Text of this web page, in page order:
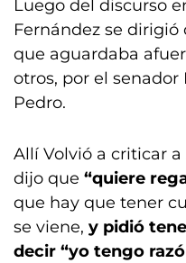
Luego del discurso
Fernández se
que aguardaba
otros, por el senador
Pedro.
Allí Volvió a criticar
dijo que “quiere
que hay que tener
se viene, y pidió
decir “yo tengo